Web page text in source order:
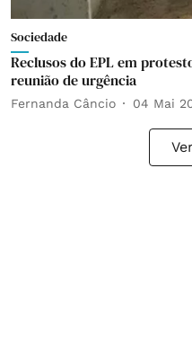
Sociedade
Reclusos do EPL em
reunião de urgência
Fernanda Câncio 04 Mai